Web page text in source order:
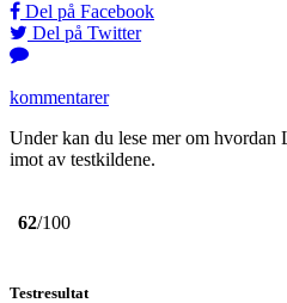
Del på Facebook
Del på Twitter
kommentarer
Under kan du lese mer om hvordan
imot av testkildene.
62/100
Testresultat